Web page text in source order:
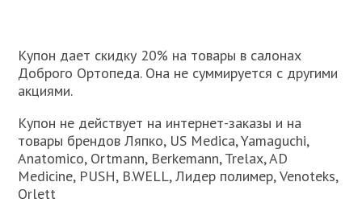
Купон дает скидку 20% на товары в салонах
Доброго Ортопеда. Она не суммируется с другими
акциями.
Купон не действует на интернет-заказы и на
товары брендов Ляпко, US Medica, Yamaguchi,
Anatomico, Ortmann, Berkemann, Trelax, AD
Medicine, PUSH, B.WELL, Лидер полимер, Venoteks,
Orlett